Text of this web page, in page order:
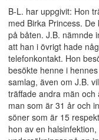
B-L. har uppgivit: Hon
med Birka Princess.
på båten. J.B. nämnde
att han i övrigt hade
telefonkontakt. Hon
besökte henne i
samlag, även om J.B.
träffade andra män
man som är 31 år och
söner som är 15
hon av en